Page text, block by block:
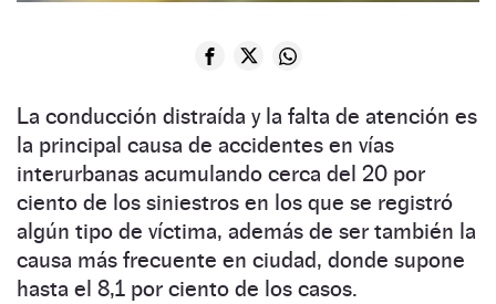
La conducción distraída y la falta de atención es
la principal causa de accidentes en vías
interurbanas acumulando cerca del 20 por
ciento de los siniestros en los que se registró
algún tipo de víctima, además de ser también la
causa más frecuente en ciudad, donde supone
hasta el 8,1 por ciento de los casos.